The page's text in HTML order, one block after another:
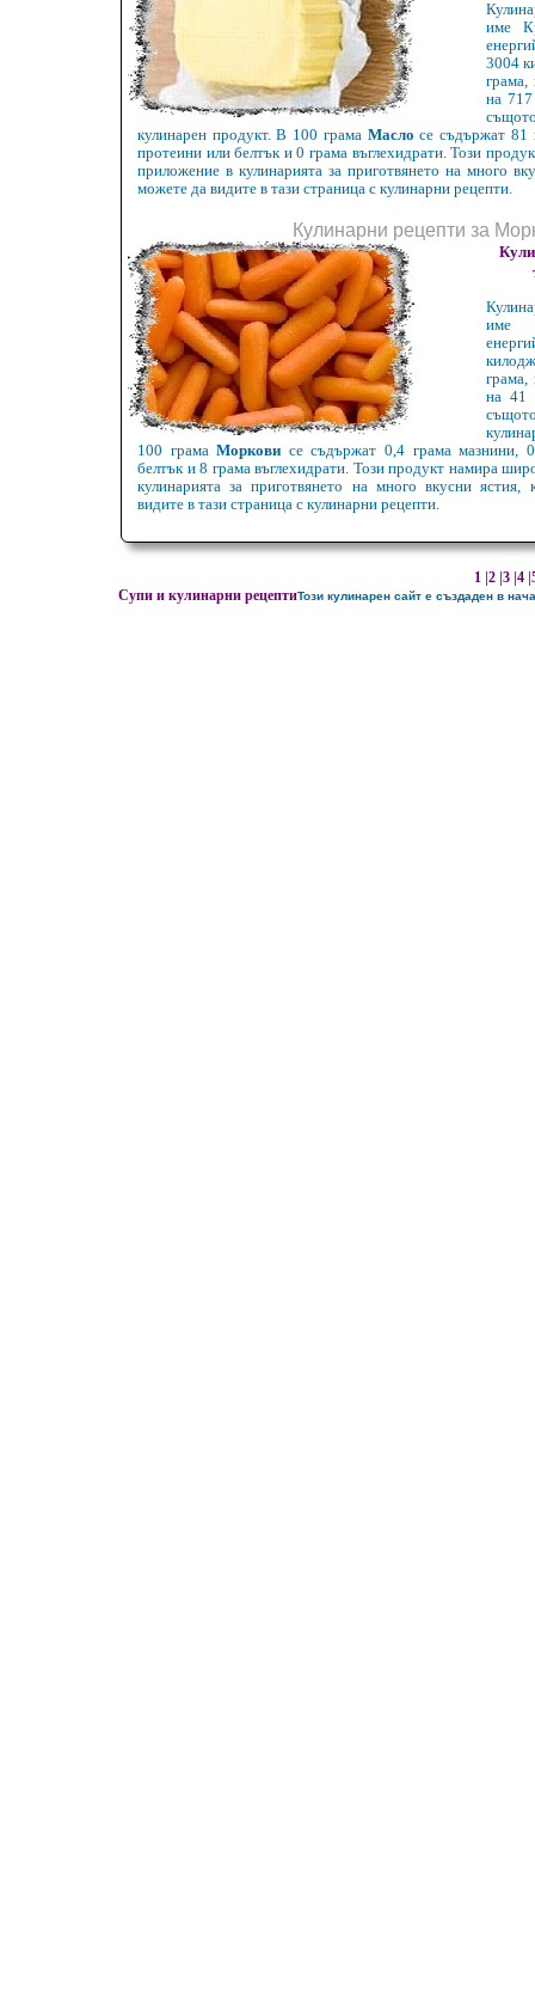
име
3004
грама,
на 717
кулинарен продукт. В 100 грама Масло се съдържат 81
протеини или белтък и 0 грама въглехидрати. Този
приложение в кулинарията за приготвянето на много
можете да видите в тази страница с кулинарни рецепти.
Кулинарни рецепти за
име
грама,
на 41
100 грамаМоркови се съдържат 0,4 грама мазнини,
белтък и 8 грама въглехидрати. Този продукт намира
кулинарията за приготвянето на много вкусни ястия,
видите в тази страница с кулинарни рецепти.
1 2 3 4
Супи и кулинарни рецептиТози кулинарен сайт е създаден в